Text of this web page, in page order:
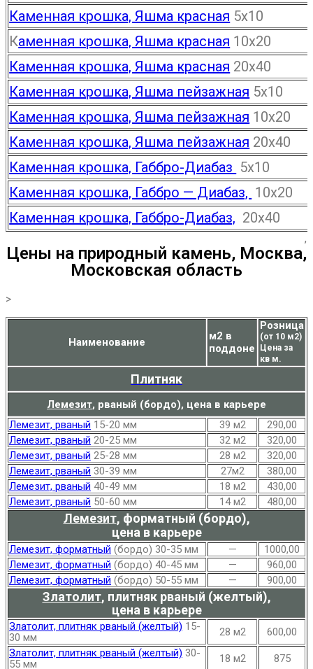
Каменная крошка, Яшма красная 5х10
Каменная крошка, Яшма красная 10х20
Каменная крошка, Яшма красная 20х40
Каменная крошка, Яшма пейзажная 5х10
Каменная крошка, Яшма пейзажная 10х20
Каменная крошка, Яшма пейзажная 20х40
Каменная крошка, Габбро-Диабаз 5х10
Каменная крошка, Габбро — Диабаз, 10х20
Каменная крошка, Габбро-Диабаз, 20х40
,
Цены на природный камень, Москва,
Московская область
>
Наименование
м2 в
поддоне
Розница
(от 10 м2)
Цена за
кв м.
Плитняк
Лемезит, рваный (бордо), цена в карьере
Лемезит, рваный 15-20 мм 39 м2
290,00
Лемезит, рваный 20-25 мм 32 м2
320,00
Лемезит, рваный 25-28 мм 28 м2
320,00
Лемезит, рваный 30-39 мм 27м2
380,00
Лемезит, рваный 40-49 мм 18 м2
430,00
Лемезит, рваный 50-60 мм 14 м2 480,00
Лемезит, форматный (бордо),
цена в карьере
Лемезит, форматный (бордо) 30-35 мм —
1000,00
Лемезит, форматный (бордо) 40-45 мм —
960,00
Лемезит, форматный (бордо) 50-55 мм — 900,00
Златолит, плитняк рваный (желтый),
цена в карьере
Златолит, плитняк рваный (желтый) 15-
30 мм
28 м2
600,00
Златолит, плитняк рваный (желтый) 30-
55 мм
18 м2 875